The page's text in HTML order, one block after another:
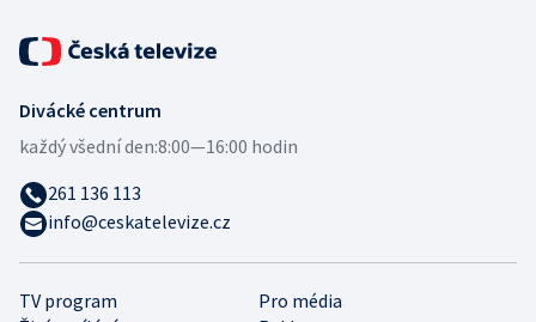
TV program
Pro média
Divácké centrum
každý všední den:8:00—16:00 hodin
261 136 113
info@ceskatelevize.cz